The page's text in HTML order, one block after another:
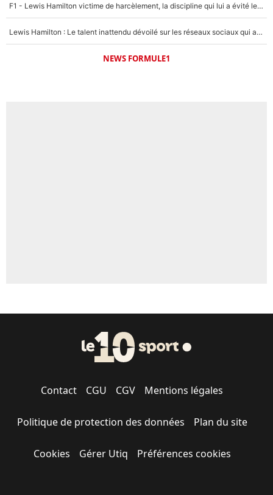
F1 - Lewis Hamilton victime de harcèlement, la discipline qui lui a évité le pire : «J'aurais probablement mal tourné»
Lewis Hamilton : Le talent inattendu dévoilé sur les réseaux sociaux qui a impressionné Kim Kardashian pendant leurs vacances en amoureux !
NEWS FORMULE1
Contact CGU CGV Mentions légales
Politique de protection des données Plan du site
Cookies Gérer Utiq Préférences cookies